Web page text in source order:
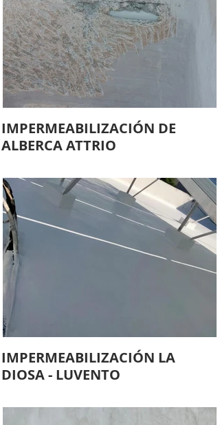
IMPERMEABILIZACIÓN DE
ALBERCA ATTRIO
IMPERMEABILIZACIÓN LA
DIOSA - LUVENTO